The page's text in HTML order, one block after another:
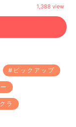
1,388 view
#ピックアップ
ラ